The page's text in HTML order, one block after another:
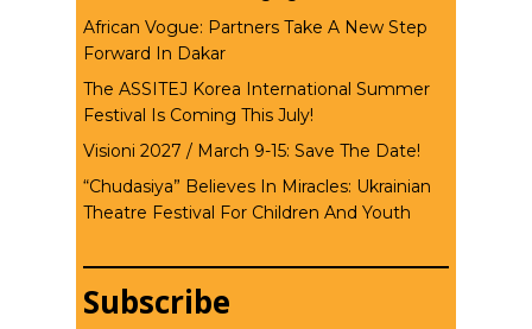
African Vogue: Partners Take A New Step
Forward In Dakar
The ASSITEJ Korea International Summer
Festival Is Coming This July!
Visioni 2027 / March 9-15: Save The Date!
“Chudasiya” Believes In Miracles: Ukrainian
Theatre Festival For Children And Youth
Subscribe